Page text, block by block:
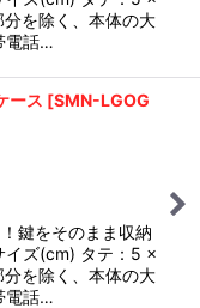
を除く、本体の大
電話…
ース [SMN-LGOG
鍵をそのまま収納
イズ(cm) タテ：5 ×
を除く、本体の大
電話…